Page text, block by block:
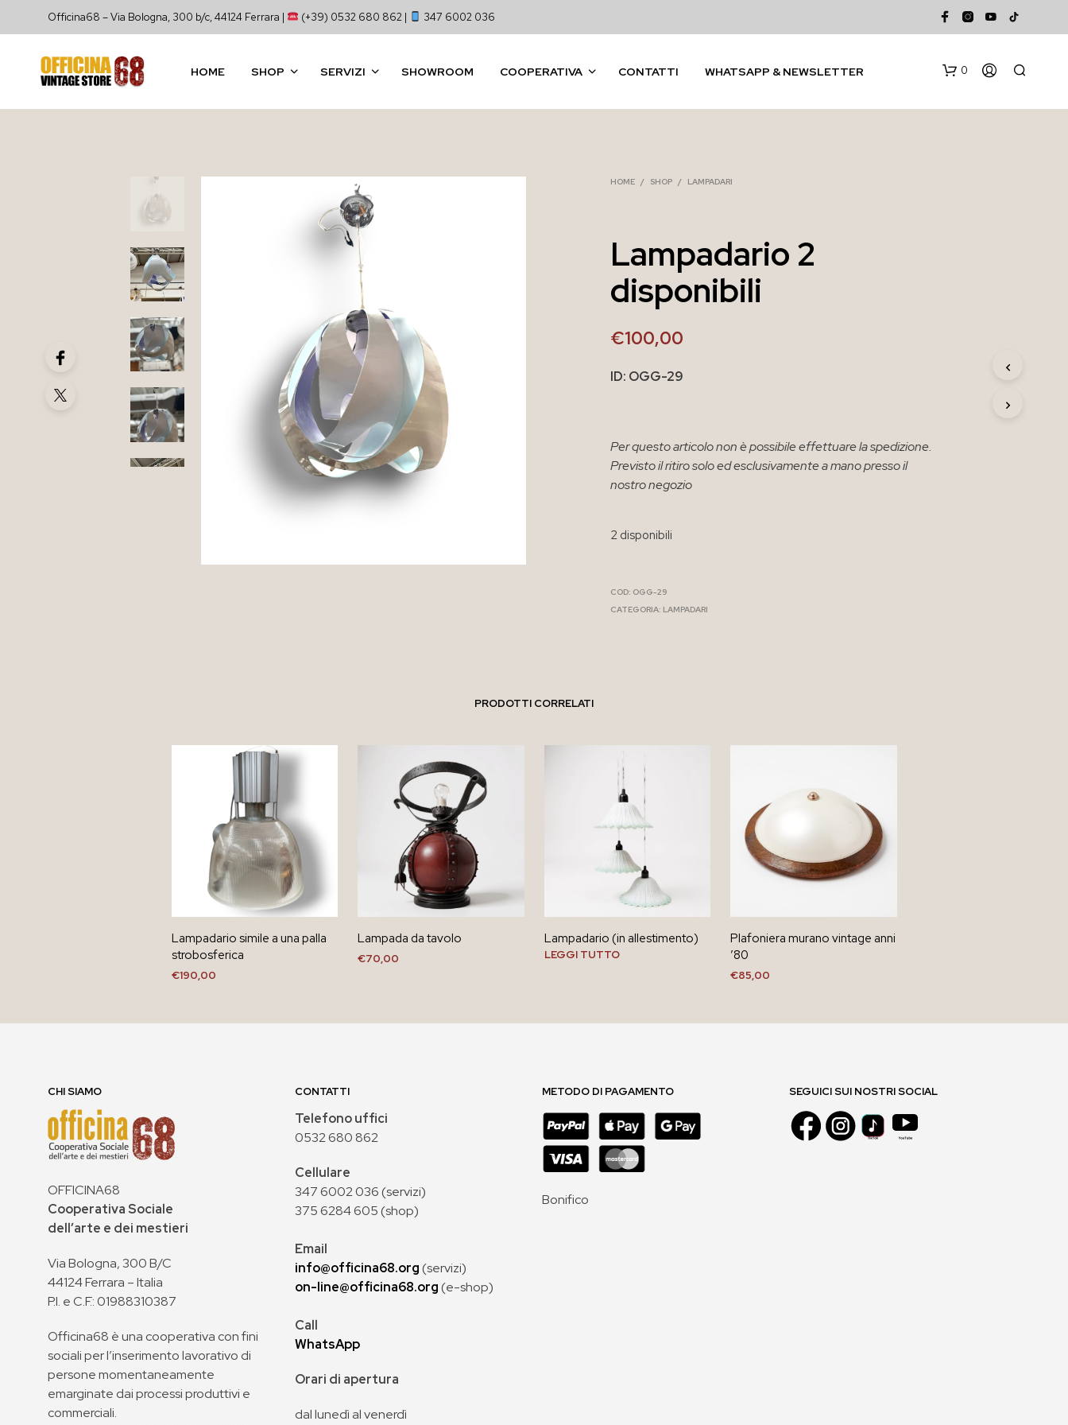
Officina68 – Via Bologna, 300 b/c, 44124 Ferrara | (+39) 0532 680 862 | 347 6002 036
HOME SHOP SERVIZI SHOWROOM COOPERATIVA CONTATTI WHATSAPP & NEWSLETTER 0
HOME / SHOP / LAMPADARI
Lampadario 2
disponibili
€100,00
ID: OGG-29
Per questo articolo non è possibile effettuare la spedizione.
Previsto il ritiro solo ed esclusivamente a mano presso il
nostro negozio
2 disponibili
COD: OGG-29
CATEGORIA: LAMPADARI
PRODOTTI CORRELATI
Lampadario simile a una palla
strobosferica
€190,00
Lampada da tavolo
€70,00
Lampadario (in allestimento)
LEGGI TUTTO
Plafoniera murano vintage anni
’80
€85,00
CHI SIAMO
OFFICINA68
Cooperativa Sociale
dell’arte e dei mestieri
Via Bologna, 300 B/C
44124 Ferrara – Italia
P.I. e C.F.: 01988310387
Officina68 è una cooperativa con fini
sociali per l’inserimento lavorativo di
persone momentaneamente
emarginate dai processi produttivi e
commerciali.
CONTATTI
Telefono uffici
0532 680 862
Cellulare
347 6002 036 (servizi)
375 6284 605 (shop)
Email
info@officina68.org(servizi)
on-line@officina68.org(e-shop)
Call
WhatsApp
Orari di apertura
dal lunedì al venerdì
METODO DI PAGAMENTO
Bonifico
SEGUICI SUI NOSTRI SOCIAL